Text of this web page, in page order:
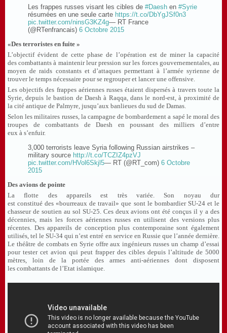
Les frappes russes visant les cibles de #Daesh en #Syrie
résumées en une seule carte https://t.co/DbYgJSf0n3
pic.twitter.com/ninsG3KZ4g— RT France
(@RTenfrancais) 6 Octobre 2015
«Des terroristes en fuite »
L’objectif évident de cette phase de l’opération est de miner la capacité
des combattants à maintenir leur pression sur les forces gouvernementales, au
moyen de raids constants et d’attaques permettant à l’armée syrienne de
trouver le temps nécessaire pour se regrouper et lancer une offensive.
Les objectifs des frappes aériennes russes étaient dispersés à travers toute la
Syrie, depuis le bastion de Daesh à Raqqa, dans le nord-est, à proximité de
la cité antique de Palmyre, jusqu’aux banlieues du sud de Damas.
Selon les militaires russes, la campagne de bombardement a sapé le moral des
troupes de combattants de Daesh en poussant des milliers d’entre
eux à s’enfuir.
3,000 terrorists leave Syria following Russian airstrikes –
military source http://t.co/TCZIZ4pzVJ
pic.twitter.com/HVol6Skjl5— RT (@RT_com) 6 Octobre
2015
Des avions de pointe
La flotte des appareils est très variée. Son noyau dur
est constitué des «bourreaux de travail» que sont le bombardier SU-24 et le
chasseur de soutien au sol SU-25. Ces deux avions ont été conçus il y a des
décennies, mais les forces aériennes russes en utilisent des versions plus
récentes. Des appareils de conception plus contemporaine sont également
utilisés, tel le SU-34 qui n’est entré en service en Russie que l’année dernière.
Le théâtre de combats en Syrie offre aux ingénieurs russes un champ d’essai
pour tester cet avion qui peut frapper des cibles depuis l’altitude de 5000
mètres, loin de la portée des armes anti-aériennes dont disposent
les combattants de l’Etat islamique.